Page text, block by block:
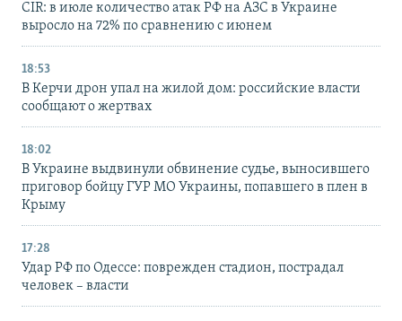
CIR: в июле количество атак РФ на АЗС в Украине
выросло на 72% по сравнению с июнем
18:53
В Керчи дрон упал на жилой дом: российские власти
сообщают о жертвах
18:02
В Украине выдвинули обвинение судье, выносившего
приговор бойцу ГУР МО Украины, попавшего в плен в
Крыму
17:28
Удар РФ по Одессе: поврежден стадион, пострадал
человек – власти